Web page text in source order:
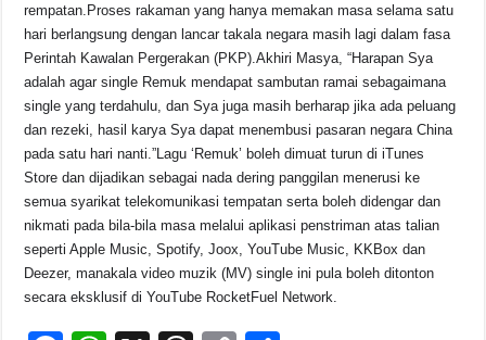
rempatan.Proses rakaman yang hanya memakan masa selama satu
hari berlangsung dengan lancar takala negara masih lagi dalam fasa
Perintah Kawalan Pergerakan (PKP).Akhiri Masya, “Harapan Sya
adalah agar single Remuk mendapat sambutan ramai sebagaimana
single yang terdahulu, dan Sya juga masih berharap jika ada peluang
dan rezeki, hasil karya Sya dapat menembusi pasaran negara China
pada satu hari nanti.”Lagu ‘Remuk’ boleh dimuat turun di iTunes
Store dan dijadikan sebagai nada dering panggilan menerusi ke
semua syarikat telekomunikasi tempatan serta boleh didengar dan
nikmati pada bila-bila masa melalui aplikasi penstriman atas talian
seperti Apple Music, Spotify, Joox, YouTube Music, KKBox dan
Deezer, manakala video muzik (MV) single ini pula boleh ditonton
secara eksklusif di YouTube RocketFuel Network.